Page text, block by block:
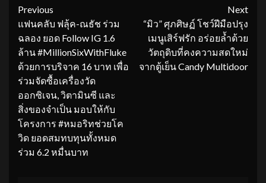
Continue
Reading
Previous
แฟนคลับ ฟลุ้ค-ณธัช ร่วม
ฉลอง ยอด Follow IG 1.6
ล้าน #MillionSixWithFluke
ด้วยการบริจาค 16 บาท เพื่อ
ร่วมจัดซื้อเครื่องวัด
ออกซิเจน, วิตามินซี และ
สิ่งของจำเป็น มอบให้กับ
โครงการ #หมอริทช่วยโค
วิด ยอดสมทบทุนทั้งหมด
ร่วม 6.2 หมื่นบาท
Next
“มิว” ศุภศิษฏ์ โชว์ฝีมือปรุง
เมนูเสิร์ฟรัก อร่อยล้ำด้วย
วัตถุดิบที่คงความสดใหม่
จากตู้เย็น Candy Multidoor